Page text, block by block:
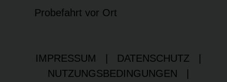
Probefahrt vor Ort
IMPRESSUM DATENSCHUTZ
NUTZUNGSBEDINGUNGEN